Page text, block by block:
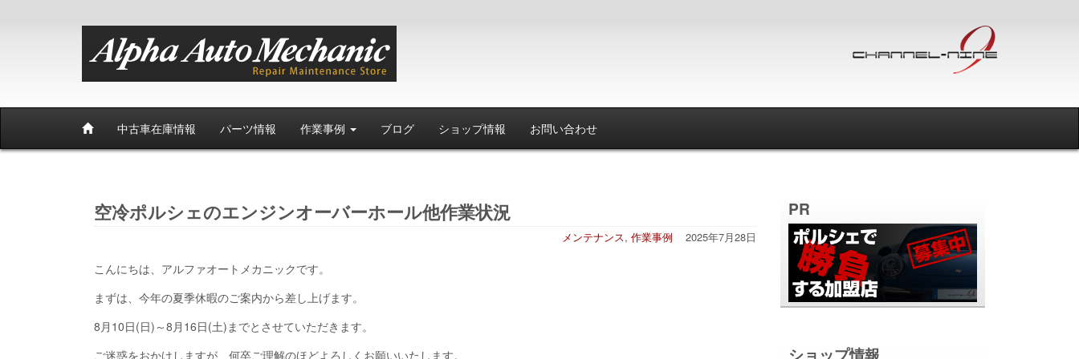
中古車在庫情報 パーツ情報 作業事例 ブログ ショップ情報 お問い合わせ
空冷ポルシェのエンジンオーバーホール他作業状況
2025年7月28日
メンテナンス, 作業事例
こんにちは、アルファオートメカニックです。
まずは、今年の夏季休暇のご案内から差し上げます。
8月10日(日)～8月16日(土)までとさせていただきます。
ご迷惑をおかけしますが、何卒ご理解のほどよろしくお願いいたします。
PR
ショップ情報